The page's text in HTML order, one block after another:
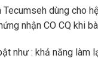
dùng cho
nhận CO CQ khi
như : khả năng làm